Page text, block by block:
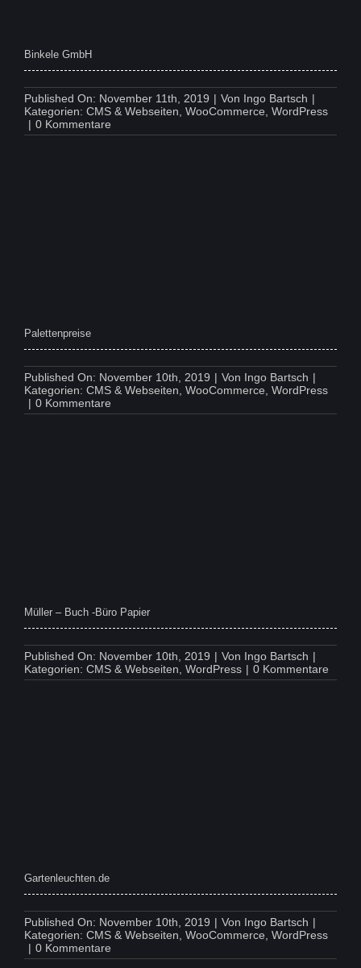
Binkele GmbH
Published On: November 11th, 2019 | Von Ingo Bartsch |
Kategorien: CMS & Webseiten WooCommerce WordPress
| 0 Kommentareon
Binkele
Palettenpreise
Published On: November 10th, 2019 | Von Ingo Bartsch |
Kategorien: CMS & Webseiten WooCommerce WordPress
| 0 Kommentareon
Palettenpreise
Müller – Buch -Büro Papier
Published On: November 10th, 2019 | Von Ingo Bartsch |
Kategorien: CMS & Webseiten WordPress | 0 Kommentareon
Müller
Gartenleuchten.de
Published On: November 10th, 2019 | Von Ingo Bartsch |
Kategorien: CMS & Webseiten WooCommerce WordPress
| 0 Kommentareon
Gartenleuchten.de